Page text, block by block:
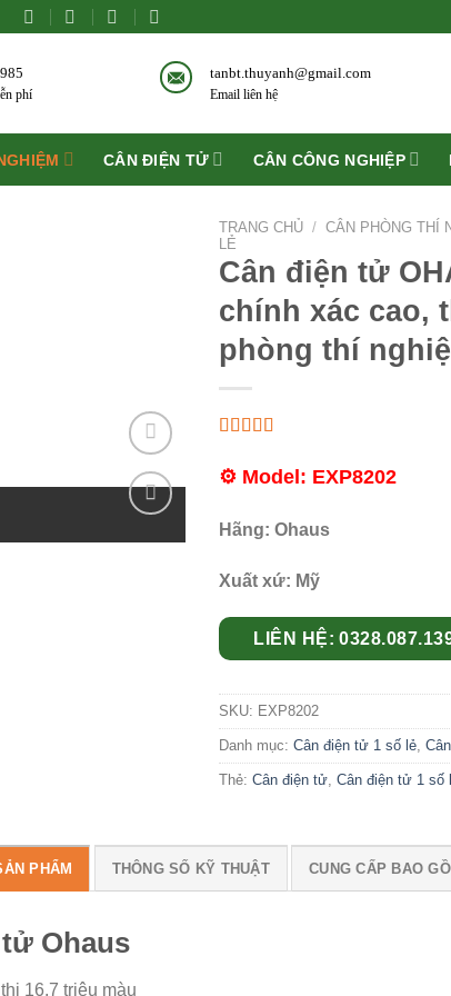
phí
tanbt.thuyanh@gmail.com
Email liên hệ
CÂN ĐIỆN TỬ CÂN CÔNG NGHIỆP
TRANG CHỦ / CÂN PHÒNG THÍ
LẺ
Cân điện tử
chính xác cao,
phòng thí
⚙️ Model: EXP8202
Hãng: Ohaus
Xuất xứ: Mỹ
LIÊN HỆ:
SKU: EXP8202
Danh mục: Cân điện tử 1 số lẻ
Thẻ: Cân điện tử Cân điện tử 1 số
PHẨM THÔNG SỐ KỸ THUẬT CUNG CẤP BAO
Ohaus
16.7 triệu màu